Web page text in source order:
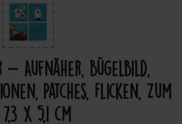
- Aufnäher, Bügelbild,
Patches, Flicken, Zum
x 5,1 cm